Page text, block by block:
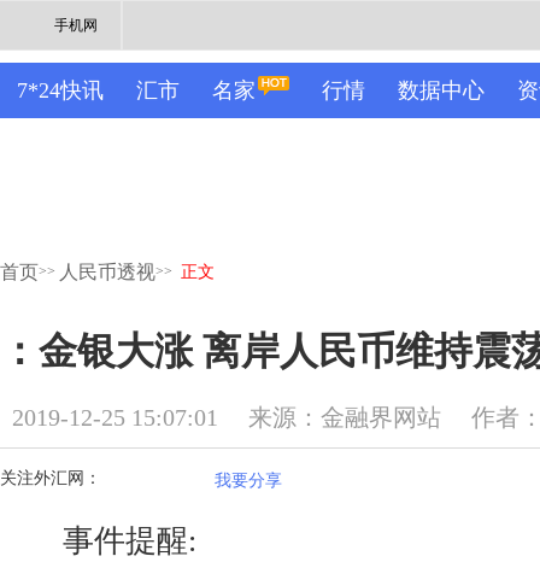
手机网
7*24快讯 汇市 名家 行情 数据中心
首页>> 人民币透视>> 正文
：金银大涨 离岸人民币维持震
2019-12-25 15:07:01 来源：金融界网站 作者
关注外汇网： 我要分享
事件提醒: